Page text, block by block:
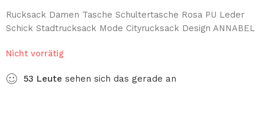
Rucksack Damen Tasche Schultertasche Rosa PU Leder
Schick Stadtrucksack Mode Cityrucksack Design ANNABEL
Nicht vorrätig
53 Leute sehen sich das gerade an